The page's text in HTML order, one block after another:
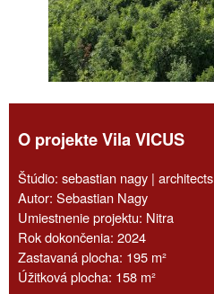
O projekte Vila VICUS
Štúdio: sebastian nagy | architects
Autor: Sebastian Nagy
Umiestnenie projektu: Nitra
Rok dokončenia: 2024
Zastavaná plocha: 195 m²
Úžitková plocha: 158 m²